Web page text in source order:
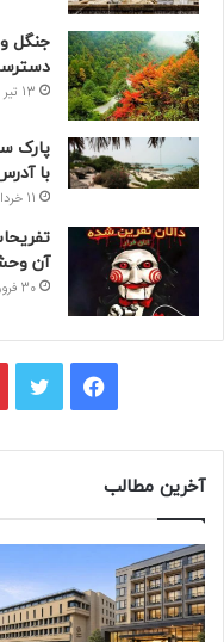
جنگل
13 تیر 1405
پارک
با
11 خرداد 1405
آن
30 فروردین 1405
فیسبوک
آخرین مطالب